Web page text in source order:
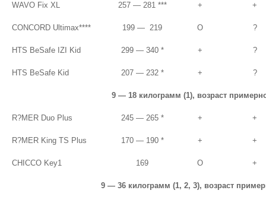
WAVO Fix XL 257 — 281 *** + +
CONCORD Ultimax**** 199 — 219 О ?
HTS BeSafe IZI Kid 299 — 340 * + ?
HTS BeSafe Kid 207 — 232 * + ?
9 — 18 килограмм (1), возраст
R?MER Duo Plus 245 — 265 * + +
R?MER King TS Plus 170 — 190 * + +
CHICCO Key1 169 О +
9 — 36 килограмм (1, 2, 3), возраст